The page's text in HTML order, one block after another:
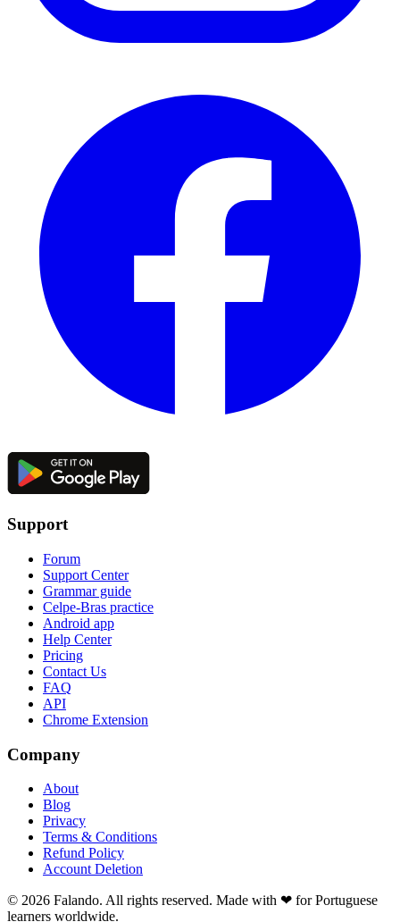
Support
Forum
Support Center
Grammar guide
Celpe-Bras practice
Android app
Help Center
Pricing
Contact Us
FAQ
API
Chrome Extension
Company
About
Blog
Privacy
Terms & Conditions
Refund Policy
Account Deletion
© 2026 Falando. All rights reserved. Made with ❤ for Portuguese
learners worldwide.